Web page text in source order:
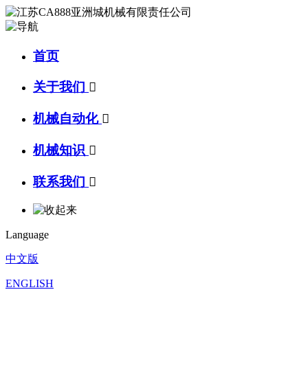
首页
关于我们 
机械自动化 
机械知识 
联系我们 
Language
中文版
ENGLISH